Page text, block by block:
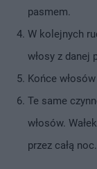
pasmem.
W kolejnych
włosy z danej
Końce
Te same
włosów.
przez całą noc.